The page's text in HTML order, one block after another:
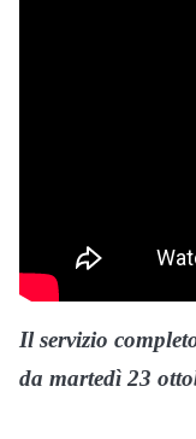
Il servizio
da martedì 23